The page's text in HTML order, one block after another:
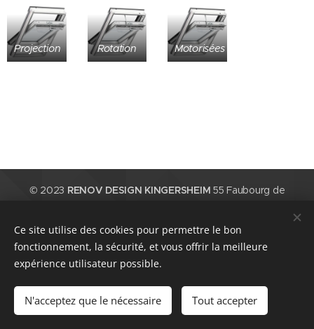
Projection Rotation Motorisées
© 2023 RENOV DESIGN KINGERSHEIM 55 Faubourg de
Nous intervenons dans le Haut-Rhin (68) Mulhouse, Riedisheim,
Richwiller, Battenheim, Kingersheim, Wittenheim, Illzach, Rixheim,
Brunstatt, Guebwiller, ...
Cookies
Ce site utilise des cookies pour permettre le bon
fonctionnement, la sécurité, et vous offrir la meilleure
expérience utilisateur possible.
N'acceptez que le nécessaire Tout accepter